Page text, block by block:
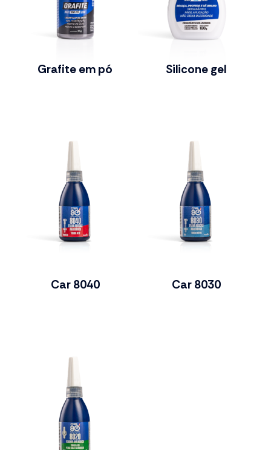
Grafite em pó Silicone gel
Car 8040 Car 8030